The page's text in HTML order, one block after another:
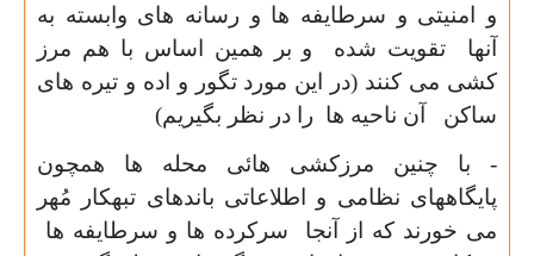
و امنیتی و سرطایفه ها و رسانه های وابسته به
آنها تقویت شده و بر همین اساس با هم مرز
کشی می کنند (در این مورد تگور و اده و تیره های
ساکن آن ناحیه ها را در نظر بگیریم)
- با چنین مرزکشی هائی محله ها همچون
پایگاههای نظامی و اطلاعاتی باندهای تبهکار مُهر
می خورند که از آنجا سرکرده ها و سرطایفه ها